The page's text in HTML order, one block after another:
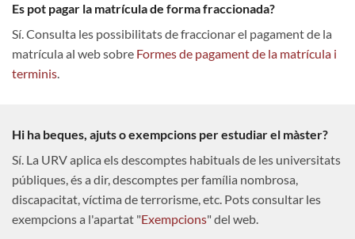
Es pot pagar la matrícula de forma fraccionada?
Sí. Consulta les possibilitats de fraccionar el pagament de la
matrícula al web sobre Formes de pagament de la matrícula i
terminis.
Hi ha beques, ajuts o exempcions per estudiar el màster?
Sí. La URV aplica els descomptes habituals de les universitats
públiques, és a dir, descomptes per família nombrosa,
discapacitat, víctima de terrorisme, etc. Pots consultar les
exempcions a l'apartat "Exempcions" del web.